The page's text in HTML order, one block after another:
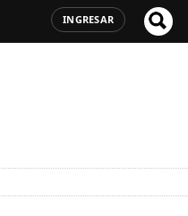
INGRESAR